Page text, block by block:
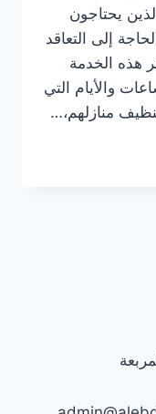
يحتاجون
إلى التعاقد
هذه الخدمة
والأيام التي
منازلهم،…